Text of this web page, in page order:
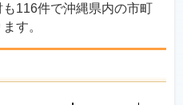
116件で沖縄県内の市町
す。